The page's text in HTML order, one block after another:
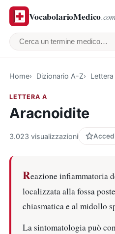
VocabolarioMedico.com
Cerca un termine medico
Home Dizionario A-Z Lettera
LETTERA A
Aracnoidite
3.023 visualizzazioni
Reazione infiammatoria
localizzata alla fossa
chiasmatica e al midollo
La sintomatologia può